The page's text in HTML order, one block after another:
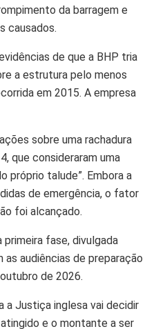
da barragem e
causados.
de que a BHP tria
a estrutura pelo menos
em 2015. A empresa
sobre uma rachadura
que consideraram uma
próprio talude”. Embora a
de emergência, o fator
foi alcançado.
fase, divulgada
audiências de preparação
de 2026.
a Justiça inglesa vai decidir
e o montante a ser